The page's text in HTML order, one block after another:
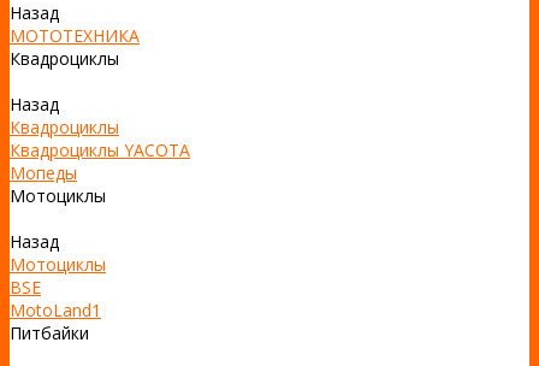
Назад
МОТОТЕХНИКА
Квадроциклы
Назад
Квадроциклы
Квадроциклы YACOTA
Мопеды
Мотоциклы
Назад
Мотоциклы
BSE
MotoLand1
Питбайки